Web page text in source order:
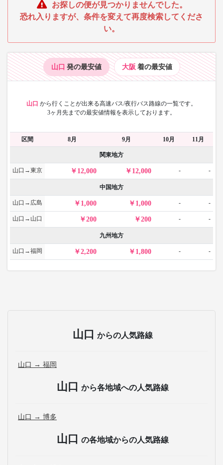
お探しの便が見つかりませんでした。
恐れ入りますが、条件を変えて再度検索してくださ
い。
山口 発の最安値 大阪 着の最安値
山口 から行くことが出来る高速バス/夜行バス路線の一覧です。
3ヶ月先までの最安値情報を表示しております。
区間 8月 9月 10月 11月
関東地方
山口→東京 12,000 12,000 - -
中国地方
山口→広島 1,000 1,000 - -
山口→山口 200 200 - -
九州地方
山口→福岡 2,200 1,800 - -
山口 からの人気路線
山口 → 福岡
山口 から各地域への人気路線
山口 → 博多
山口 の各地域からの人気路線